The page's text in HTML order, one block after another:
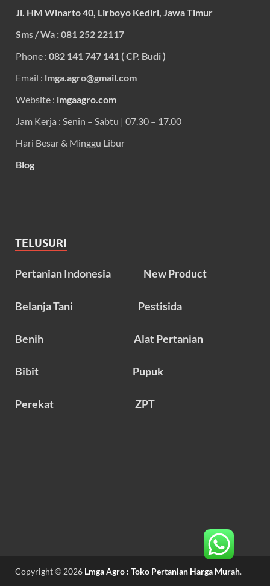
Jl. HM Winarto 40, Lirboyo Kediri, Jawa Timur
Sms / Wa : 081 252 22117
Phone : 082 141 747 141 ( CP. Budi )
Email : lmga.agro@gmail.com
Website : lmgaagro.com
Jam Kerja : Senin – Sabtu | 07.30 – 17.00
Hari Besar & Minggu Libur
Blog
TELUSURI
Pertanian Indonesia New Product
Belanja Tani Pestisida
Benih Alat Pertanian
Bibit Pupuk
Perekat ZPT
Copyright © 2026 Lmga Agro : Toko Pertanian Harga Murah.